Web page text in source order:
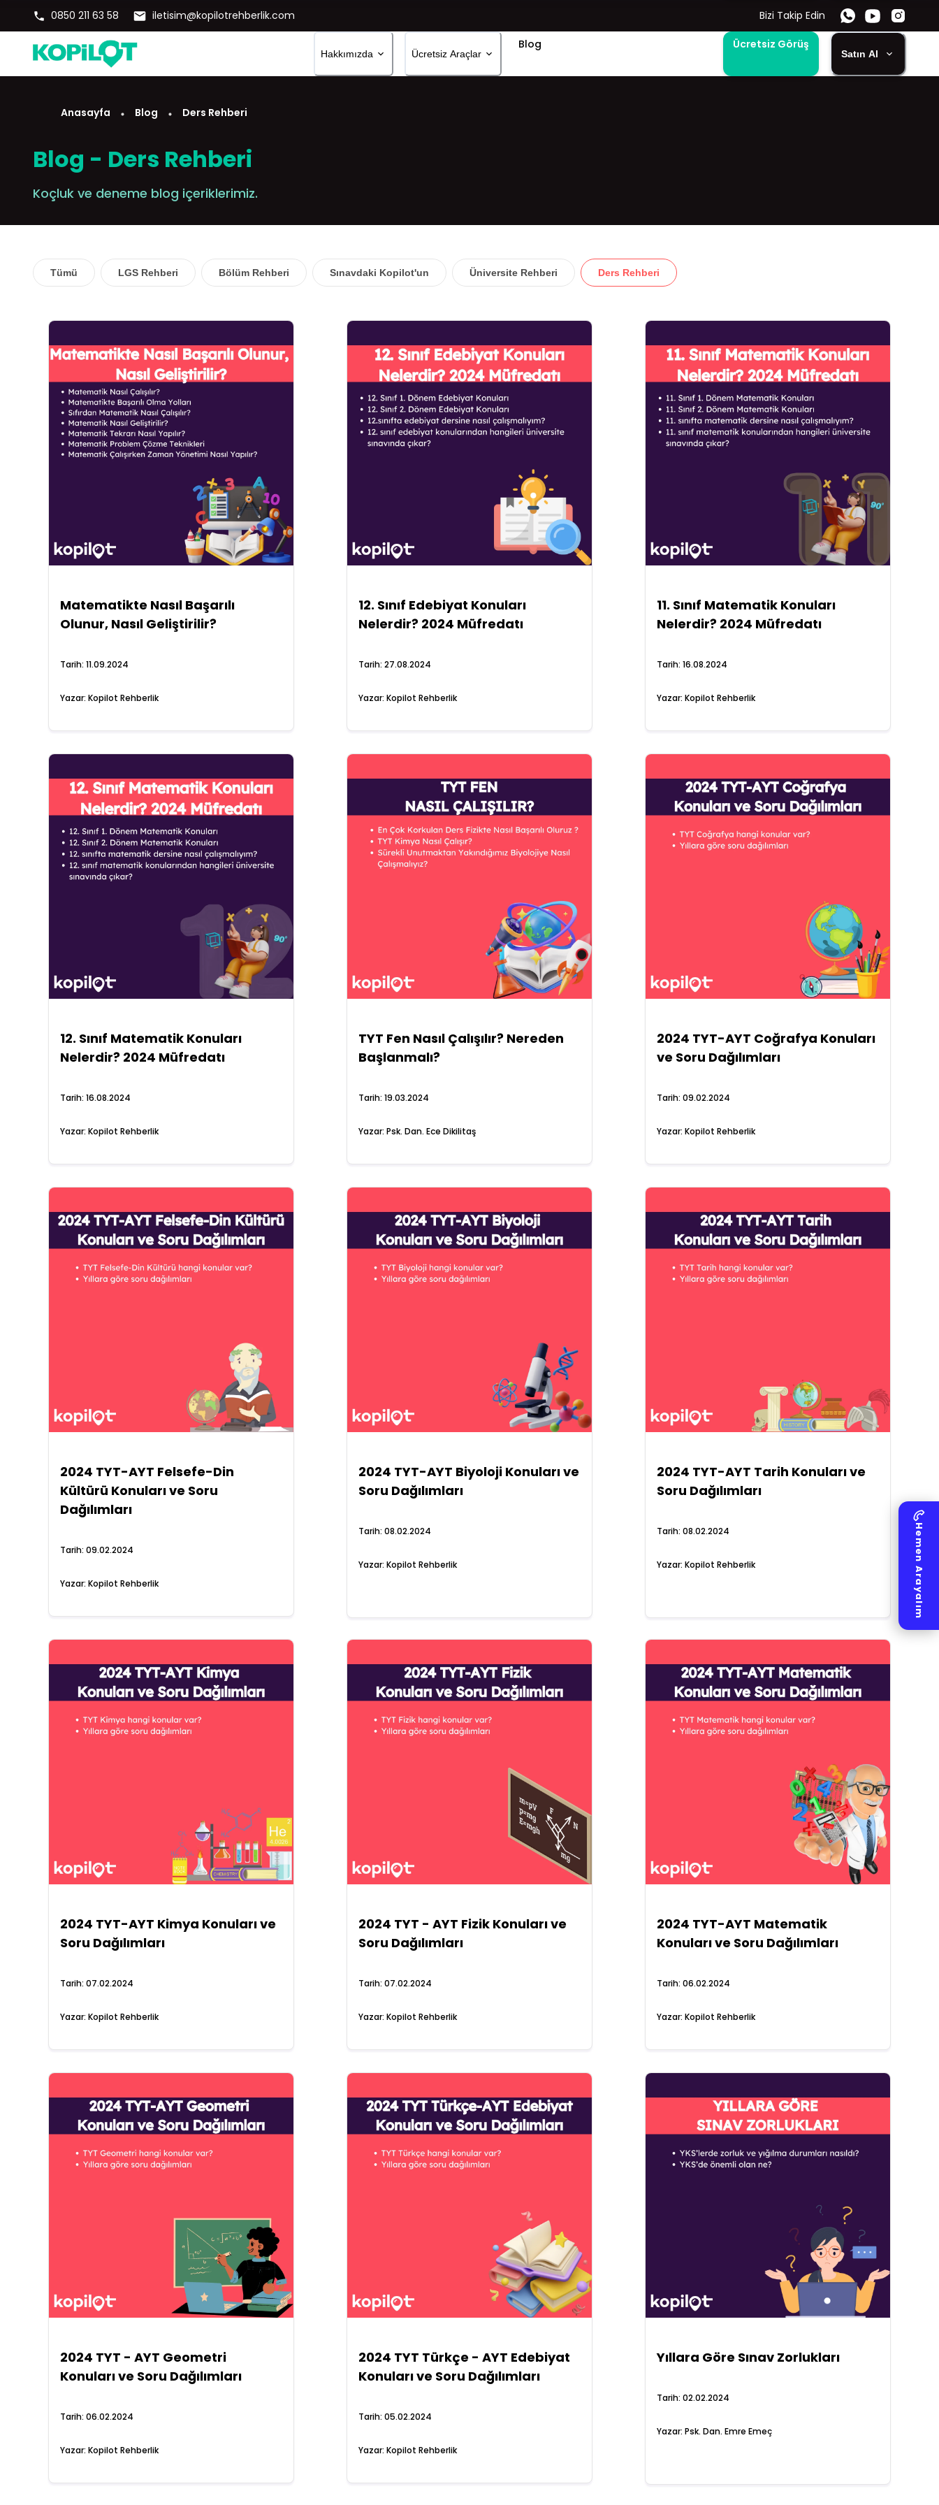
0850 211 63 58 iletisim@kopilotrehberlik.com Bizi Takip Edin
Hakkımızda Ücretsiz Araçlar
Blog Ücretsiz Görüş
Satın Al
Anasayfa Blog Ders Rehberi
Blog - Ders Rehberi
Koçluk ve deneme blog içeriklerimiz.
Tümü LGS Rehberi Bölüm Rehberi Sınavdaki Kopilot'un Üniversite Rehberi Ders Rehberi
Matematikte Nasıl Başarılı
Olunur, Nasıl Geliştirilir?
Tarih: 11.09.2024
Yazar: Kopilot Rehberlik
12. Sınıf Edebiyat Konuları
Nelerdir? 2024 Müfredatı
Tarih: 27.08.2024
Yazar: Kopilot Rehberlik
11. Sınıf Matematik Konuları
Nelerdir? 2024 Müfredatı
Tarih:16.08.2024
Yazar:Kopilot Rehberlik
12. Sınıf Matematik Konuları
Nelerdir? 2024 Müfredatı
Tarih: 16.08.2024
Yazar: Kopilot Rehberlik
TYT Fen Nasıl Çalışılır? Nereden
Başlanmalı?
Tarih: 19.03.2024
Yazar: Psk. Dan. Ece Dikilitaş
2024 TYT-AYT Coğrafya Konuları
ve Soru Dağılımları
Tarih:09.02.2024
Yazar:Kopilot Rehberlik
2024 TYT-AYT Felsefe-Din
Kültürü Konuları ve Soru
Dağılımları
Tarih: 09.02.2024
Yazar: Kopilot Rehberlik
2024 TYT-AYT Biyoloji Konuları ve
Soru Dağılımları
Tarih: 08.02.2024
Yazar: Kopilot Rehberlik
2024 TYT-AYT Tarih Konuları ve
Soru Dağılımları
Tarih:08.02.2024
Yazar:Kopilot Rehberlik
2024 TYT-AYT Kimya Konuları ve
Soru Dağılımları
Tarih: 07.02.2024
Yazar: Kopilot Rehberlik
2024 TYT - AYT Fizik Konuları ve
Soru Dağılımları
Tarih: 07.02.2024
Yazar: Kopilot Rehberlik
2024 TYT-AYT Matematik
Konuları ve Soru Dağılımları
Tarih:06.02.2024
Yazar:Kopilot Rehberlik
2024 TYT - AYT Geometri
Konuları ve Soru Dağılımları
Tarih: 06.02.2024
Yazar: Kopilot Rehberlik
2024 TYT Türkçe - AYT Edebiyat
Konuları ve Soru Dağılımları
Tarih: 05.02.2024
Yazar: Kopilot Rehberlik
Yıllara Göre Sınav Zorlukları
Tarih:02.02.2024
Yazar:Psk. Dan. Emre Emeç
Hemen Arayalım